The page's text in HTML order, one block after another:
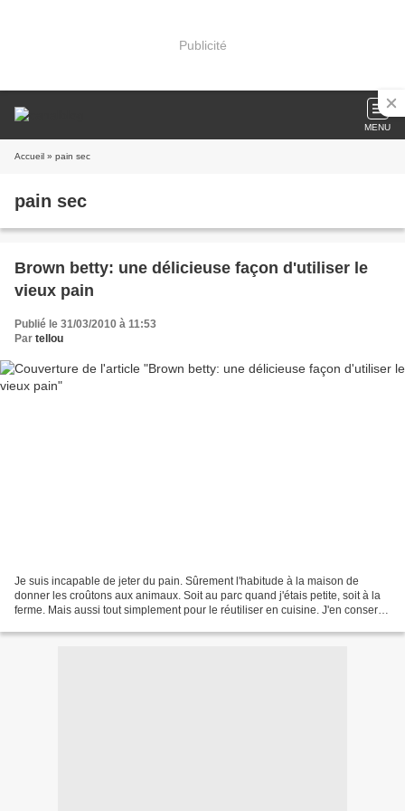
Publicité
MENU
Accueil » pain sec
pain sec
Brown betty: une délicieuse façon d'utiliser le
vieux pain
Publié le 31/03/2010 à 11:53
Par tellou
Je suis incapable de jeter du pain. Sûrement l'habitude à la maison de
donner les croûtons aux animaux. Soit au parc quand j'étais petite, soit à la
ferme. Mais aussi tout simplement pour le réutiliser en cuisine. J'en conserve